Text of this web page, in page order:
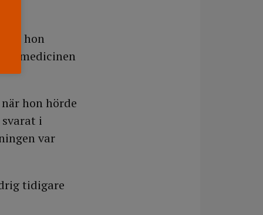
att hon
medicinen
hon hörde
i
var
tidigare